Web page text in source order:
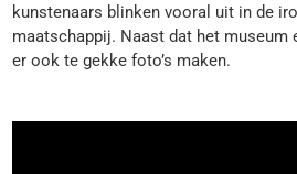
kunstenaars blinken vooral uit in de
maatschappij. Naast dat het museum
er ook te gekke foto’s maken.